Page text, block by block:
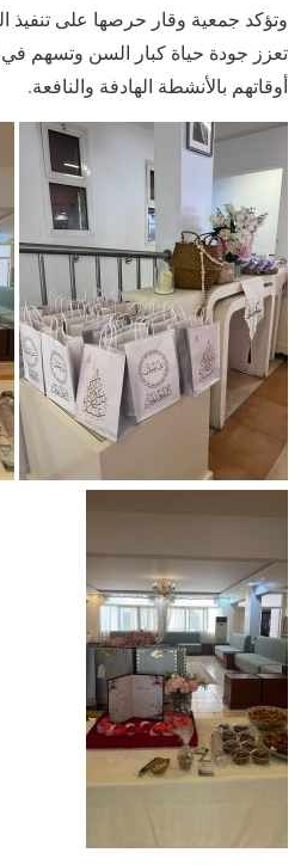
وتؤكد جمعية وقار حرصها على تنفيذ
تعزز جودة حياة كبار السن وتسهم في
أوقاتهم بالأنشطة الهادفة والنافعة.